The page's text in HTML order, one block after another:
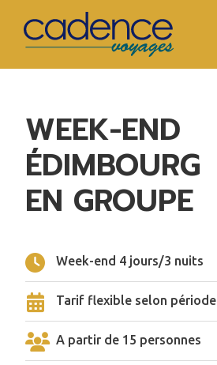
WEEK-END
ÉDIMBOURG
EN GROUPE
Week-end 4 jours/3 nuits
Tarif flexible selon période
A partir de 15 personnes